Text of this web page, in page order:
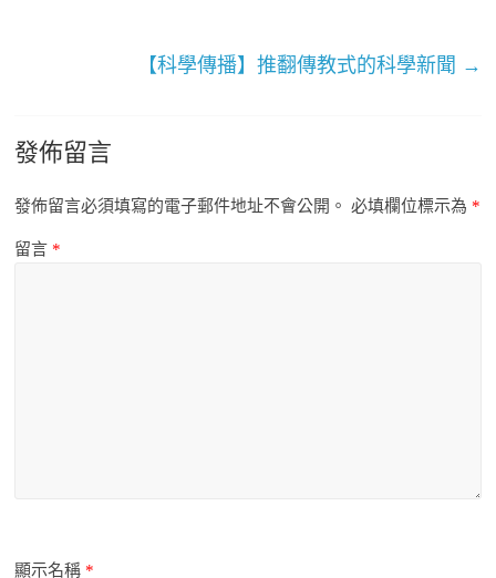
【科學傳播】推翻傳教式的科學新聞 →
發佈留言
發佈留言必須填寫的電子郵件地址不會公開。 必填欄位標示為 *
留言 *
顯示名稱 *